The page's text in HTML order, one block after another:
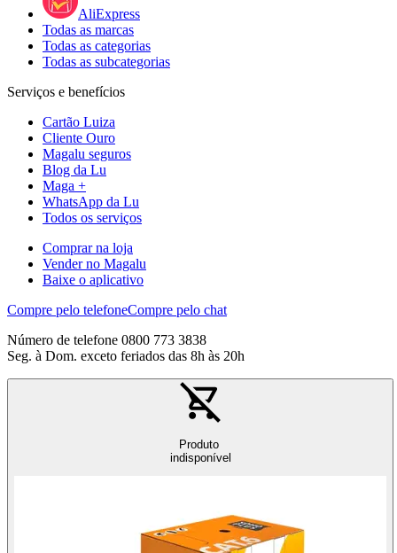
AliExpress
Todas as marcas
Todas as categorias
Todas as subcategorias
Serviços e benefícios
Cartão Luiza
Cliente Ouro
Magalu seguros
Blog da Lu
Maga +
WhatsApp da Lu
Todos os serviços
Comprar na loja
Vender no Magalu
Baixe o aplicativo
Compre pelo telefoneCompre pelo chat
Número de telefone 0800 773 3838
Seg. à Dom. exceto feriados das 8h às 20h
Produto
indisponível